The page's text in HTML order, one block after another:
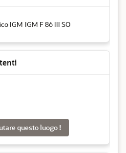
IGM IGM F 86 III SO
questo luogo !